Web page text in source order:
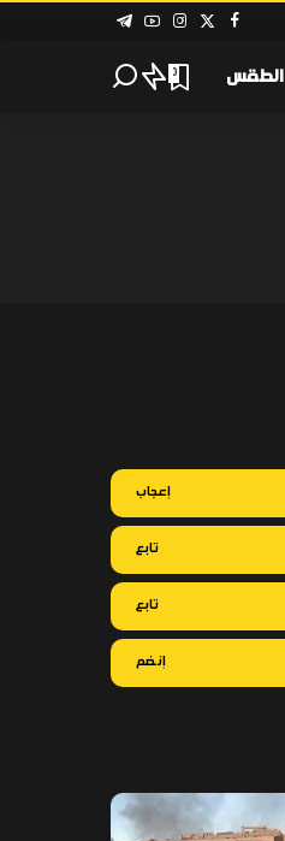
الطقس 0
إعجاب
تابع
تابع
إنضم